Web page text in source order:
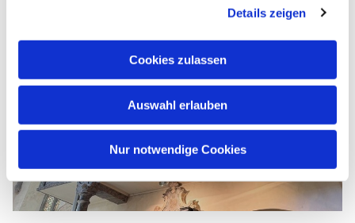
Details zeigen
Cookies zulassen
Auswahl erlauben
Nur notwendige Cookies